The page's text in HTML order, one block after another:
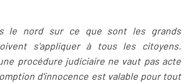
le nord sur ce que sont les grands
s'appliquer à tous les citoyens.
procédure judiciaire ne vaut pas acte
d'innocence est valable pour tout